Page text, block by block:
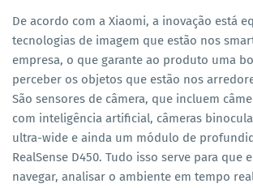
De acordo com a Xiaomi, a inovação está
tecnologias de imagem que estão nos
empresa, o que garante ao produto uma
perceber os objetos que estão nos
São sensores de câmera, que incluem
com inteligência artificial, câmeras
ultra-wide e ainda um módulo de
RealSense D450. Tudo isso serve para que
navegar, analisar o ambiente em tempo